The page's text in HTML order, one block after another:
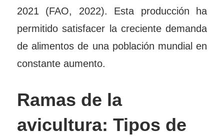
2021 (FAO, 2022). Esta producción ha
permitido satisfacer la creciente demanda
de alimentos de una población mundial en
constante aumento.
Ramas de la
avicultura: Tipos de